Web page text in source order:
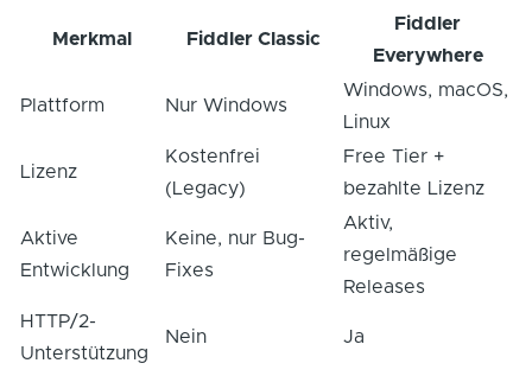
Merkmal Fiddler Classic
Fiddler
Everywhere
Plattform Nur Windows
Windows, macOS,
Linux
Lizenz
Kostenfrei
(Legacy)
Free Tier +
bezahlte Lizenz
Aktive
Entwicklung
Keine, nur Bug-
Fixes
Aktiv,
regelmäßige
Releases
HTTP/2-
Unterstützung
Nein Ja